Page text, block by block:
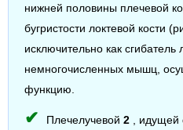
нижней половины плечевой
бугристости локтевой кости
исключительно как сгибатель
немногочисленных мышц,
функцию.
Плечелучевой 2 , идущей